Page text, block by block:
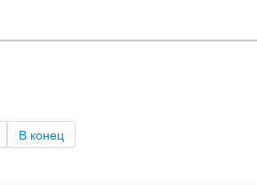
В конец